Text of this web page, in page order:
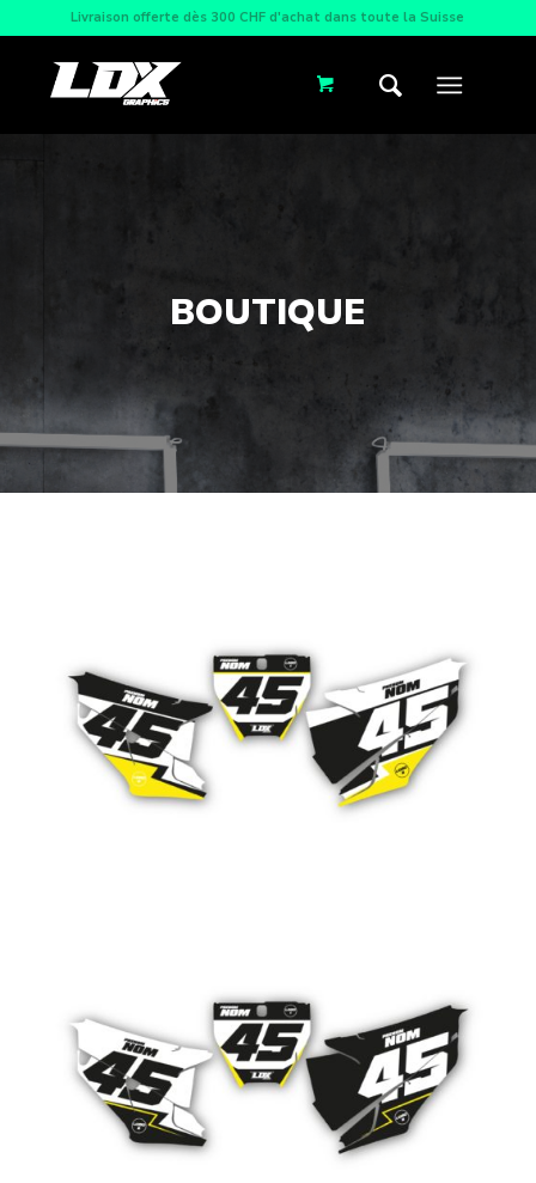
Livraison offerte dès 300 CHF d'achat dans toute la Suisse
BOUTIQUE
PLAQUES HUSQVARNA STYLE 5
109.00
PLAQUES HUSQVARNA STYLE 4
109.00